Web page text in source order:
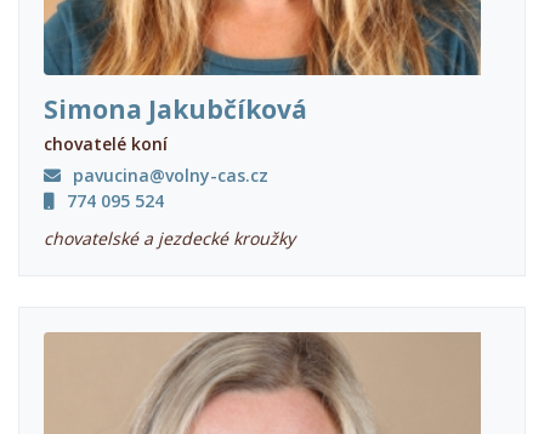
Simona Jakubčíková
chovatelé koní
pavucina@volny-cas.cz
774 095 524
chovatelské a jezdecké kroužky